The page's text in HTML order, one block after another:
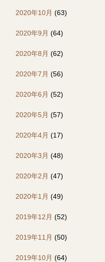
2020年10月 (63)
2020年9月 (64)
2020年8月 (62)
2020年7月 (56)
2020年6月 (52)
2020年5月 (57)
2020年4月 (17)
2020年3月 (48)
2020年2月 (47)
2020年1月 (49)
2019年12月 (52)
2019年11月 (50)
2019年10月 (64)